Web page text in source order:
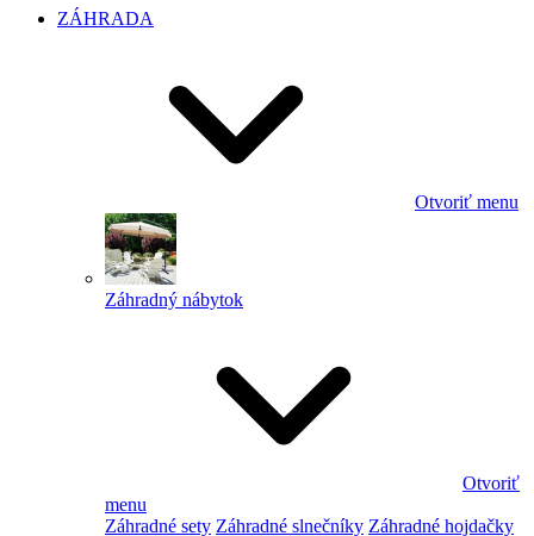
ZÁHRADA
Otvoriť menu
Záhradný nábytok
Otvoriť
menu
Záhradné sety Záhradné slnečníky Záhradné hojdačky